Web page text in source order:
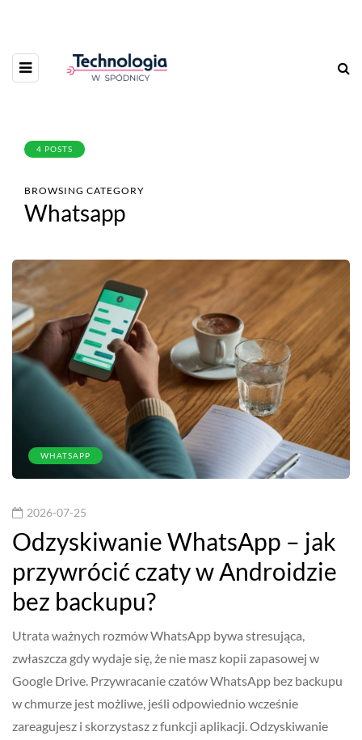
4 POSTS
BROWSING CATEGORY
Whatsapp
WHATSAPP
2026-07-25
Odzyskiwanie WhatsApp – jak
przywrócić czaty w Androidzie
bez backupu?
Utrata ważnych rozmów WhatsApp bywa stresująca,
zwłaszcza gdy wydaje się, że nie masz kopii zapasowej w
Google Drive. Przywracanie czatów WhatsApp bez backupu
w chmurze jest możliwe, jeśli odpowiednio wcześnie
zareagujesz i skorzystasz z funkcji aplikacji. Odzyskiwanie